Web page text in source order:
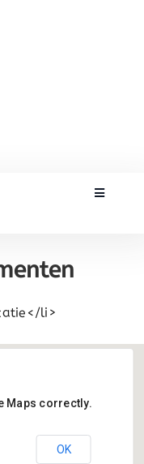
Toggle
li>
Maps correctly.
OK